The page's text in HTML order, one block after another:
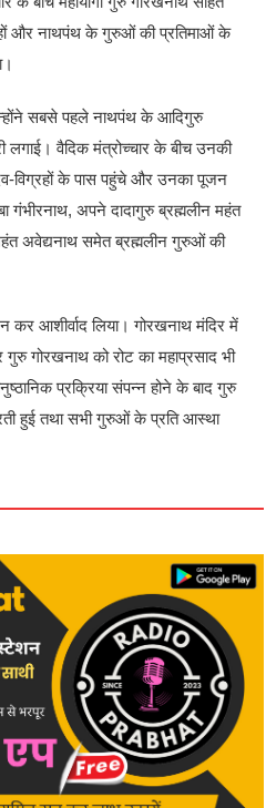
और नाथपंथ के गुरुओं की प्रतिमाओं के
सबसे पहले नाथपंथ के आदिगुरु
लगाई। वैदिक मंत्रोच्चार के बीच उनकी
विग्रहों के पास पहुंचे और उनका पूजन
गंभीरनाथ, अपने दादागुरु ब्रह्मलीन महंत
अवेद्यनाथ समेत ब्रह्मलीन गुरुओं की
कर आशीर्वाद लिया। गोरखनाथ मंदिर में
गोरखनाथ को रोट का महाप्रसाद भी
प्रक्रिया संपन्न होने के बाद गुरु
हुई तथा सभी गुरुओं के प्रति आस्था